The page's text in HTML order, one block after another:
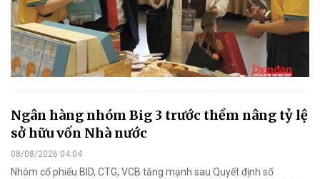
Ngân hàng nhóm Big 3 trước thềm nâng tỷ lệ
sở hữu vốn Nhà nước
08/08/2026 04:04
Nhóm cổ phiếu BID, CTG, VCB tăng mạnh sau Quyết định số